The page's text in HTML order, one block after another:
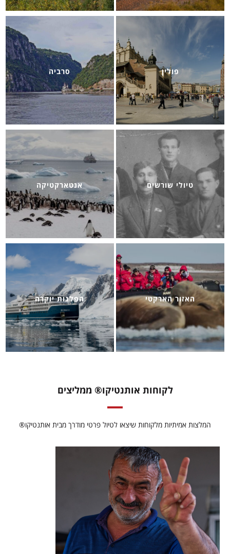
פולין סרביה
טיולי שורשים אנטארקטיקה
האזור הארקטי הפלגות יוקרה
לקוחות אותנטיקו® ממליצים
המלצות אמיתיות מלקוחות שיצאו לטיול פרטי מודרך מבית אותנטיקו®